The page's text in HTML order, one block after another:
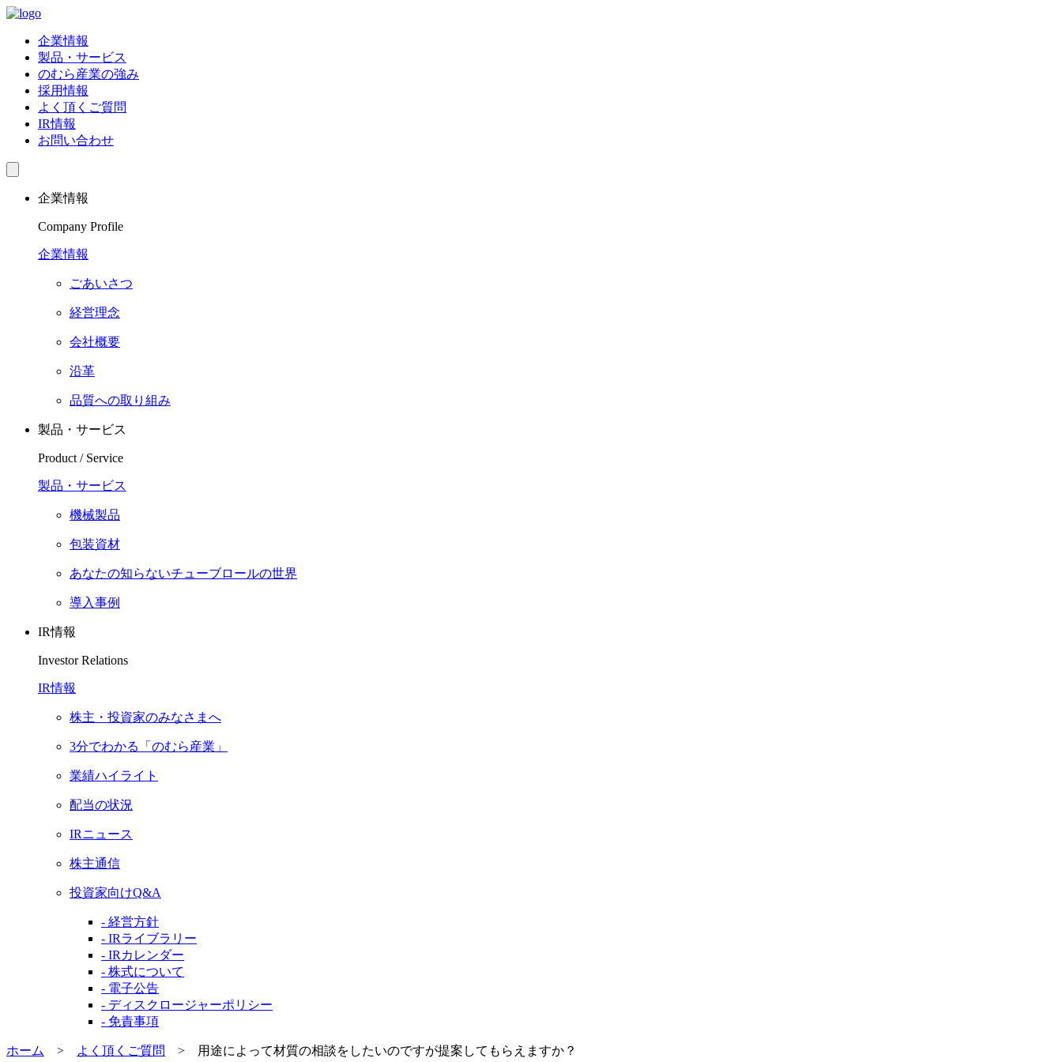
企業情報
製品・サービス
のむら産業の強み
採用情報
よく頂くご質問
IR情報
お問い合わせ
企業情報
Company Profile
企業情報
ごあいさつ
経営理念
会社概要
沿革
品質への取り組み
製品・サービス
Product / Service
製品・サービス
機械製品
包装資材
あなたの知らないチューブロールの世界
導入事例
IR情報
Investor Relations
IR情報
株主・投資家のみなさまへ
3分でわかる「のむら産業」
業績ハイライト
配当の状況
IRニュース
株主通信
投資家向けQ&A
- 経営方針
- IRライブラリー
- IRカレンダー
- 株式について
- 電子公告
- ディスクロージャーポリシー
- 免責事項
ホーム > よく頂くご質問 > 用途によって材質の相談をしたいのですが提案してもらえますか？